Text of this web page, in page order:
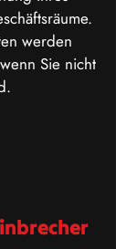
werden
Sie nicht